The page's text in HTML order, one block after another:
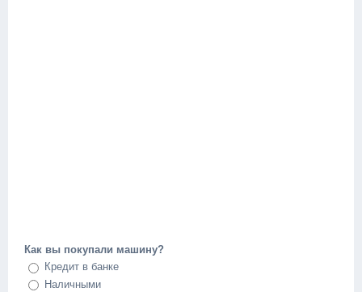
Как вы покупали машину?
Кредит в банке
Наличными